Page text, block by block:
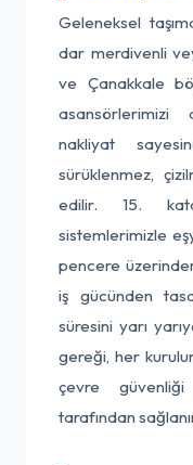
Geleneksel
dar merdivenli
ve Çanakkale
asansörlerimizi
nakliyat
sürüklenmez,
edilir. 15.
sistemlerimizle
pencere
iş gücünden
süresini yarı
gereği, her
çevre
tarafından